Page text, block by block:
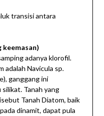
transisi antara
keemasan)
adanya klorofil.
adalah Navicula sp.
ganggang ini
Tanah yang
Tanah Diatom, baik
dinamit, dapat pula